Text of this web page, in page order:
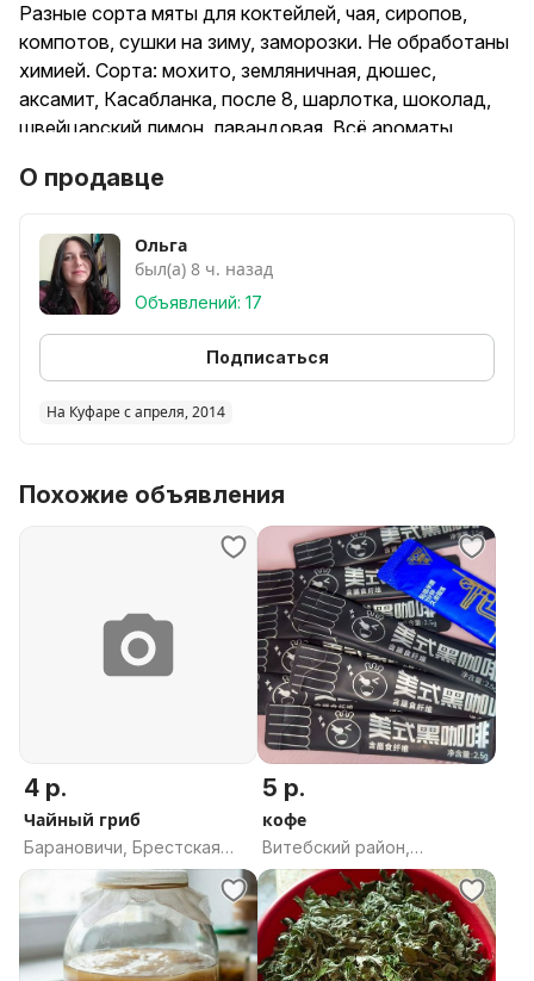
Разные сорта мяты для коктейлей, чая, сиропов,
компотов, сушки на зиму, заморозки. Не обработаны
химией. Сорта: мохито, земляничная, дюшес,
аксамит, Касабланка, после 8, шарлотка, шоколад,
швейцарский лимон, лавандовая. Всё ароматы
большой букет из разных сортов, могу подписать
О продавце
Ольга
был(а) 8 ч. назад
Объявлений: 17
Подписаться
На Куфаре с апреля, 2014
Похожие объявления
4 р.
Чайный гриб
Барановичи, Брестская
область
5 р.
кофе
Витебский район,
Витебская область